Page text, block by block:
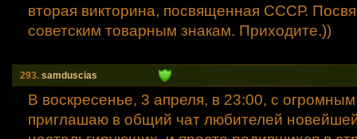
вторая викторина, посвященная СССР.
советским товарным знакам. Приходите.))
293. samduscias
В воскресенье, 3 апреля, в 23:00, с
приглашаю в общий чат любителей